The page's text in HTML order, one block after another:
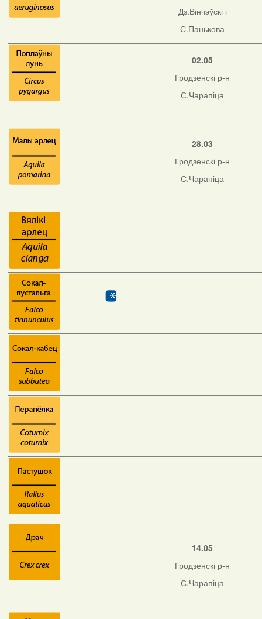
Дз.Вінчэўскі і
С.Панькова
02.05
Гродзенскі р-н
С.Чарапіца
28.03
Гродзенскі р-н
С.Чарапіца
14.05
Гродзенскі р-н
С.Чарапіца